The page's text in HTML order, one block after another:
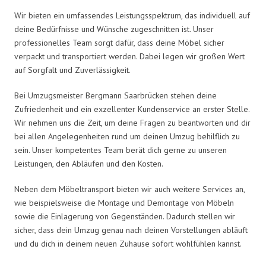
Wir bieten ein umfassendes Leistungsspektrum, das individuell auf
deine Bedürfnisse und Wünsche zugeschnitten ist. Unser
professionelles Team sorgt dafür, dass deine Möbel sicher
verpackt und transportiert werden. Dabei legen wir großen Wert
auf Sorgfalt und Zuverlässigkeit.
Bei Umzugsmeister Bergmann Saarbrücken stehen deine
Zufriedenheit und ein exzellenter Kundenservice an erster Stelle.
Wir nehmen uns die Zeit, um deine Fragen zu beantworten und dir
bei allen Angelegenheiten rund um deinen Umzug behilflich zu
sein. Unser kompetentes Team berät dich gerne zu unseren
Leistungen, den Abläufen und den Kosten.
Neben dem Möbeltransport bieten wir auch weitere Services an,
wie beispielsweise die Montage und Demontage von Möbeln
sowie die Einlagerung von Gegenständen. Dadurch stellen wir
sicher, dass dein Umzug genau nach deinen Vorstellungen abläuft
und du dich in deinem neuen Zuhause sofort wohlfühlen kannst.